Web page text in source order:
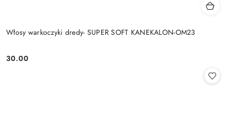
Włosy warkoczyki dredy- SUPER SOFT KANEKALON-OM23
Cena:
30.00